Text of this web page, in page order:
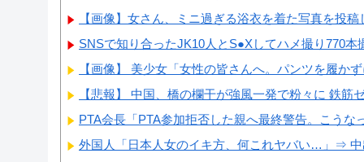
【画像】女さん、ミニ過ぎる浴衣を着た写真を投
SNSで知り合ったJK10人とS●Xしてハメ撮り770本
【画像】 美少女「女性の皆さんへ。パンツを履か
【悲報】 中国、橋の欄干が強風一発で粉々に 鉄筋
PTA会長「PTA参加拒否した親へ最終警告。こうな
外国人「日本人女のイキ方、何これヤバい…」⇒